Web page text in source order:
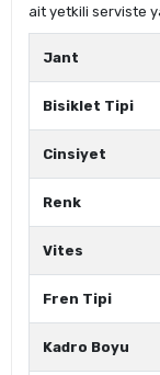
ait yetkili serviste
Jant
Bisiklet Tipi
Cinsiyet
Renk
Vites
Fren Tipi
Kadro Boyu